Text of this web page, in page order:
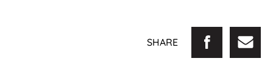
SHARE